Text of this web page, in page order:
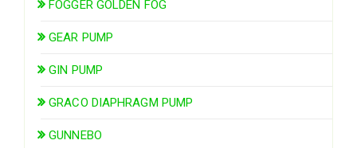
FOGGER GOLDEN FOG
GEAR PUMP
GIN PUMP
GRACO DIAPHRAGM PUMP
GUNNEBO